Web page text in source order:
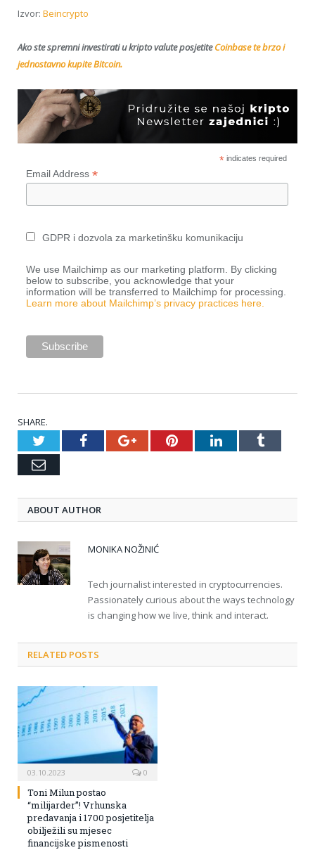
Izvor: Beincrypto
Ako ste spremni investirati u kripto valute posjetite Coinbase te brzo i
jednostavno kupite Bitcoin.
*indicates required
Email Address *
GDPR i dozvola za marketinšku komunikaciju
We use Mailchimp as our marketing platform. By clicking
below to subscribe, you acknowledge that your
information will be transferred to Mailchimp for processing.
Learn more about Mailchimp’s privacy practices here.
SHARE.
TwitterFacebookGoogle+PinterestLinkedInTumblr
Email
ABOUT AUTHOR
MONIKA NOŽINIĆ
Tech journalist interested in cryptocurrencies.
Passionately curious about the ways technology
is changing how we live, think and interact.
RELATED POSTS
03.10.2023 0
Toni Milun postao
“milijarder”! Vrhunska
predavanja i 1700 posjetitelja
obilježili su mjesec
financijske pismenosti